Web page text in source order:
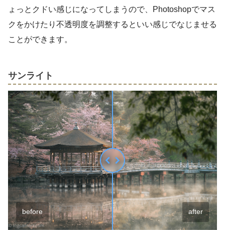
ょっとクドい感じになってしまうので、Photoshopでマス
クをかけたり不透明度を調整するといい感じでなじませる
ことができます。
サンライト
before after